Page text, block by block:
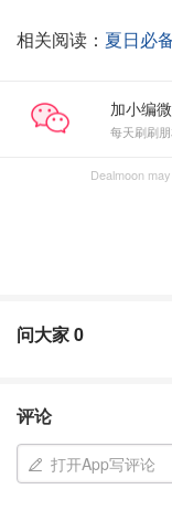
相关阅读： 夏日必
加小编微
每天刷刷
Dealmoon
问大家0
评论
打开App写评论